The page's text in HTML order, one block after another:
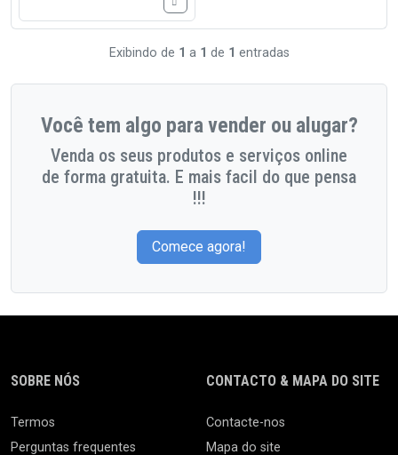
Exibindo de 1 a 1 de 1 entradas
Você tem algo para vender ou alugar?
Venda os seus produtos e serviços online
de forma gratuita. E mais facil do que pensa
!!!
Comece agora!
SOBRE NÓS
Termos
Perguntas frequentes
CONTACTO & MAPA DO SITE
Contacte-nos
Mapa do site